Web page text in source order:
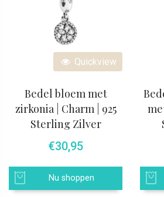
Quickview
Bedel bloem met
zirkonia | Charm | 925
Sterling Zilver
€30,95
Nu shoppen